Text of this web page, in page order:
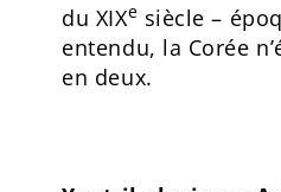
du XIXe siècle –
entendu, la Corée
en deux.